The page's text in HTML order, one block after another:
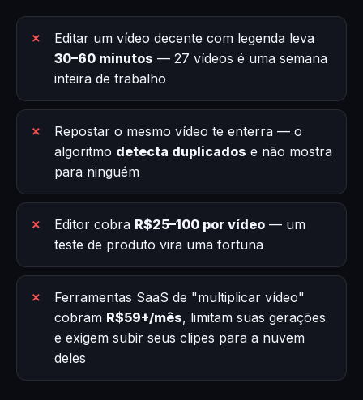
Editar um vídeo decente com legenda leva
30–60 minutos — 27 vídeos é uma semana
inteira de trabalho
Repostar o mesmo vídeo te enterra — o
algoritmo detecta duplicados e não mostra
para ninguém
Editor cobra R$25–100 por vídeo — um
teste de produto vira uma fortuna
Ferramentas SaaS de "multiplicar vídeo"
cobram R$59+/mês, limitam suas gerações
e exigem subir seus clipes para a nuvem
deles